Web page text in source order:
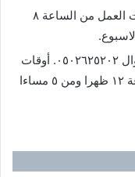
فرع الصفا: جوال ٠٥٤٨٣٥٥٢١٥. أوقات العمل من الساعة ٨
فرع الصفا: طريق الحرمين. رقم الجوال ٠٥٠٢٦٢٥٢٠٢. أوقات
العمل من الساعة ٦ صباحا إلى الساعة ١٢ ظهرا ومن ٥ مساءا